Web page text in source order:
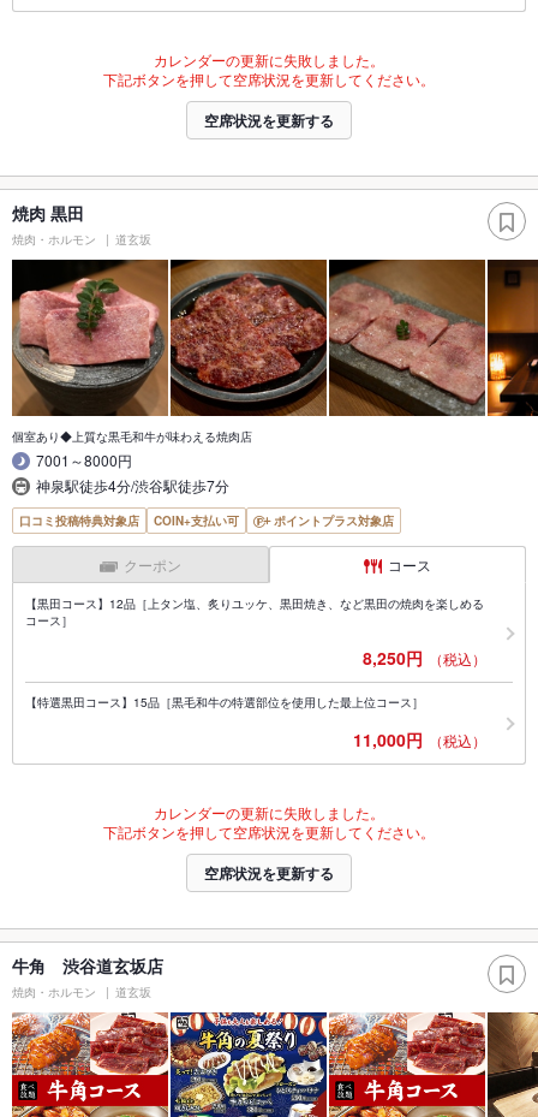
カレンダーの更新に失敗しました。
下記ボタンを押して空席状況を更新してください。
空席状況を更新する
焼肉 黒田
焼肉・ホルモン 道玄坂
個室あり◆上質な黒毛和牛が味わえる焼肉店
7001～8000円
神泉駅徒歩4分/渋谷駅徒歩7分
口コミ投稿特典対象店 COIN+支払い可 ポイントプラス対象店
クーポン コース
【黒田コース】12品［上タン塩、炙りユッケ、黒田焼き、など黒田の焼肉を楽しめる
コース］
8,250円 （税込）
【特選黒田コース】15品［黒毛和牛の特選部位を使用した最上位コース］
11,000円 （税込）
カレンダーの更新に失敗しました。
下記ボタンを押して空席状況を更新してください。
空席状況を更新する
牛角 渋谷道玄坂店
焼肉・ホルモン 道玄坂